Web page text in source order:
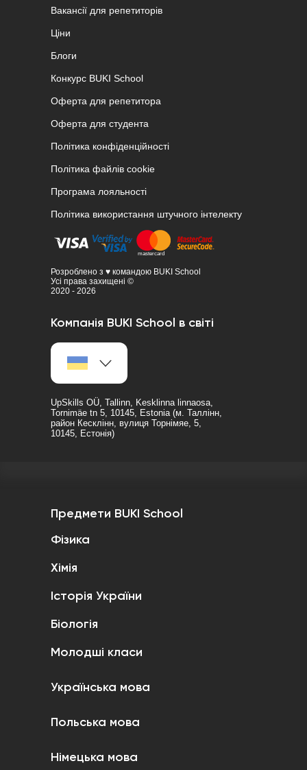
Вакансії для репетиторів
Ціни
Блоги
Конкурс BUKI School
Оферта для репетитора
Оферта для студента
Політика конфіденційності
Політика файлів cookie
Програма лояльності
Політика використання штучного інтелекту
Розроблено з ♥ командою BUKI School
Усі права захищені ©
2020 - 2026
Компанія BUKI School в світі
UpSkills OÜ, Tallinn, Kesklinna linnaosa,
Tornimäe tn 5, 10145, Estonia (м. Таллінн,
район Кесклінн, вулиця Торнімяе, 5,
10145, Естонія)
Предмети BUKI School
Фізика
Хімія
Історія України
Біологія
Молодші класи
Українська мова
Польська мова
Німецька мова